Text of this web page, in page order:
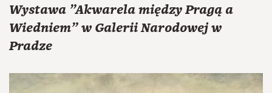
Wystawa "Akwarela między Pragą a
Wiedniem" w Galerii Narodowej w
Pradze